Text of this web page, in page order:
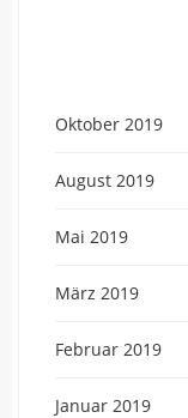
Oktober 2019
August 2019
Mai 2019
März 2019
Februar 2019
Januar 2019